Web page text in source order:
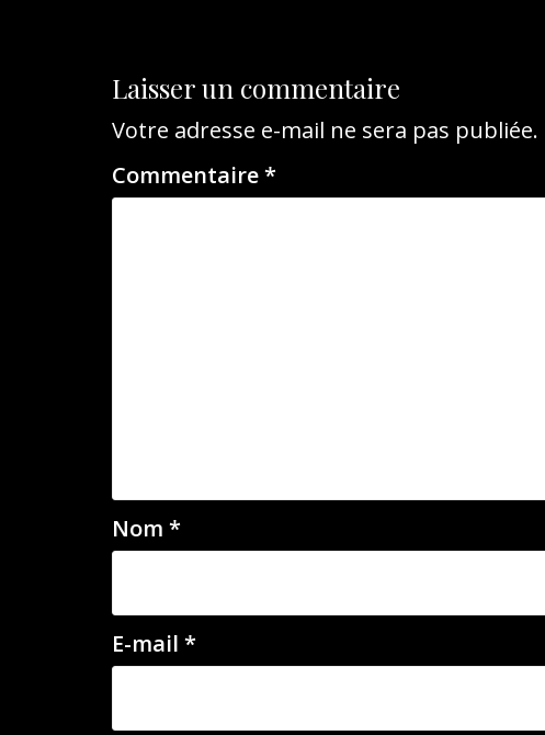
Laisser un commentaire
Votre adresse e-mail ne sera pas publiée.
Commentaire*
Nom *
E-mail *